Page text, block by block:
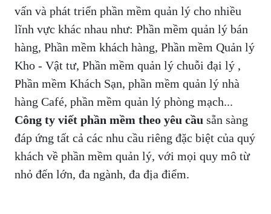
vấn và phát triển phần mềm quản lý cho nhiều
lĩnh vực khác nhau như: Phần mềm quản lý bán
hàng, Phần mềm khách hàng, Phần mềm Quản lý
Kho - Vật tư, Phần mềm quản lý chuỗi đại lý ,
Phần mềm Khách Sạn, phần mềm quản lý nhà
hàng Café, phần mềm quản lý phòng mạch...
Công ty viết phần mềm theo yêu cầu sẵn sàng
đáp ứng tất cả các nhu cầu riêng đặc biệt của quý
khách về phần mềm quản lý, với mọi quy mô từ
nhỏ đến lớn, đa ngành, đa địa điểm.